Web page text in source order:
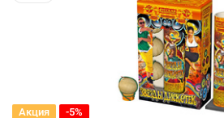
Акция -5%